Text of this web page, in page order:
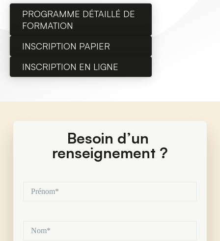
PROGRAMME DÉTAILLÉ DE
FORMATION
INSCRIPTION PAPIER
INSCRIPTION EN LIGNE
Besoin d’un
renseignement ?
(Nécessaire)
(Nécessaire)